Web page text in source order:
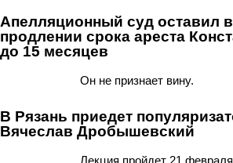
Апелляционный суд оставил
продлении срока ареста
до 15 месяцев
Он не признает вину.
В Рязань приедет
Вячеслав Дробышевский
Лекция пройдет 21